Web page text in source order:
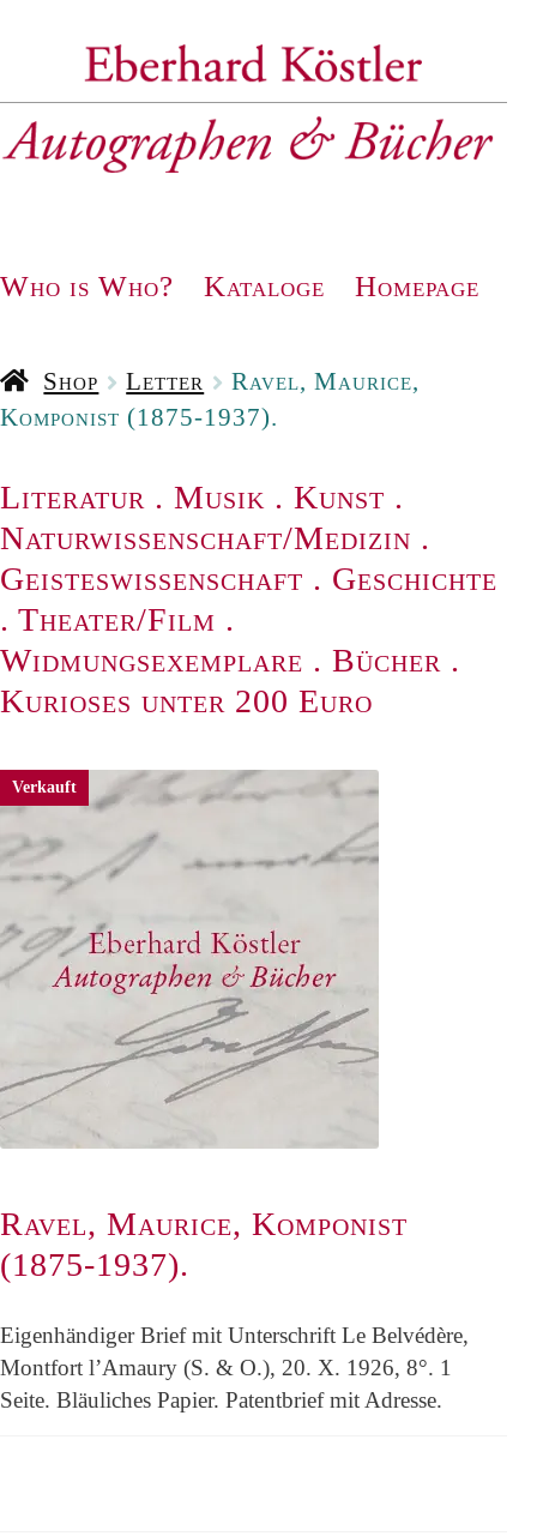
Navigation
Who is Who? Kataloge Homepage
Shop Letter
Ravel, Maurice,
Komponist (1875-1937).
Literatur . Musik . Kunst .
Naturwissenschaft/Medizin .
Geisteswissenschaft . Geschichte
. Theater/Film .
Widmungsexemplare . Bücher .
Kurioses unter 200 Euro
Verkauft
Ravel, Maurice, Komponist
(1875-1937).
Eigenhändiger Brief mit Unterschrift Le Belvédère,
Montfort l’Amaury (S. & O.), 20. X. 1926, 8°. 1
Seite. Bläuliches Papier. Patentbrief mit Adresse.